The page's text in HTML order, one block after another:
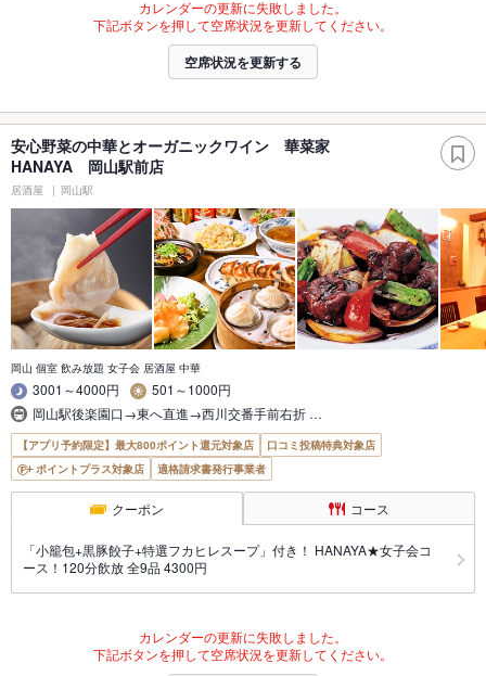
カレンダーの更新に失敗しました。
下記ボタンを押して空席状況を更新してください。
空席状況を更新する
安心野菜の中華とオーガニックワイン 華菜家
HANAYA 岡山駅前店
居酒屋 岡山駅
岡山 個室 飲み放題 女子会 居酒屋 中華
3001～4000円
501～1000円
岡山駅後楽園口→東へ直進→西川交番手前右折 …
【アプリ予約限定】最大800ポイント還元対象店
口コミ投稿特典対象店
ポイントプラス対象店
適格請求書発行事業者
クーポン コース
「小籠包+黒豚餃子+特選フカヒレスープ」付き！ HANAYA★女子会コ
ース！120分飲放 全9品 4300円
カレンダーの更新に失敗しました。
下記ボタンを押して空席状況を更新してください。